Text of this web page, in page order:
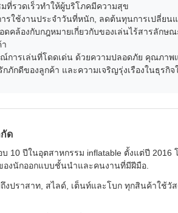
รวดเร็วทําให้ผู้บริโภคมีความสุข
รใช้งานประจําวันที่หนัก, ลดต้นทุนการเปลี่ยนแ
คล้องกับกฎหมายเกี่ยวกับของเล่นไร้สารลักษ
ณ์การเล่นที่โดดเด่น ด้วยความปลอดภัย คุณภา
กดีของลูกค้า และความเจริญรุ่งเรืองในธุรกิจ
ด
10 ปีในอุตสาหกรรม inflatable ตั้งแต่ปี 2016
องนักออกแบบชั้นนําและคนงานที่มีฝีมือ.
งปราสาท, สไลด์, เต็นท์และโบก ทุกสินค้าใช้